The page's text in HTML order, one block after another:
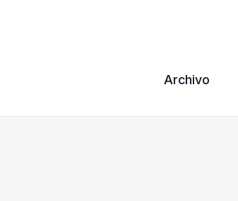
Archivo